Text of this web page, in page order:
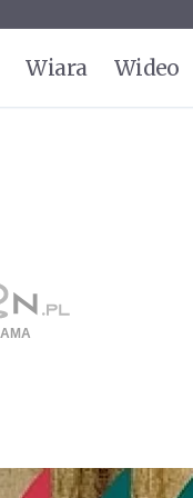
Wiara Wideo